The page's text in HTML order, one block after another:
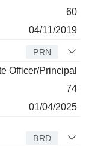
60
04/11/2019
PRN
Officer/Principal
74
01/04/2025
BRD